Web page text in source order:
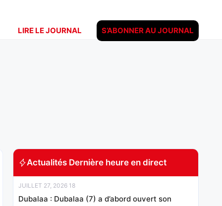
LIRE LE JOURNAL S’ABONNER AU JOURNAL
Actualités Dernière heure en direct
JUILLET 27, 2026 18
Dubalaa : Dubalaa (7) a d’abord ouvert son